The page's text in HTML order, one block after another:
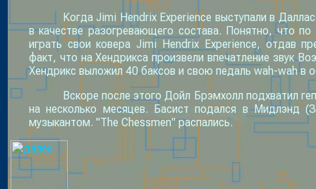
Когда Jimi Hendrix Experience выступали в
в качестве разогревающего состава. Понятно, что
играть свои ковера Jimi Hendrix Experience, отдав
факт, что на Хендрикса произвели впечатление звук
Хендрикс выложил 40 баксов и свою педаль wah-wah
Вскоре после этого Дойл Брэмхолл подхватил
на несколько месяцев. Басист подался в Мидлэнд
музыкантом. "The Chessmen" распались.